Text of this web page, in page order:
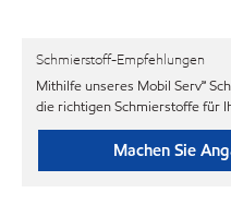
Schmierstoff-Empfehlungen
Mithilfe unseres Mobil Serv℠
die richtigen Schmierstoffe für
Machen Sie